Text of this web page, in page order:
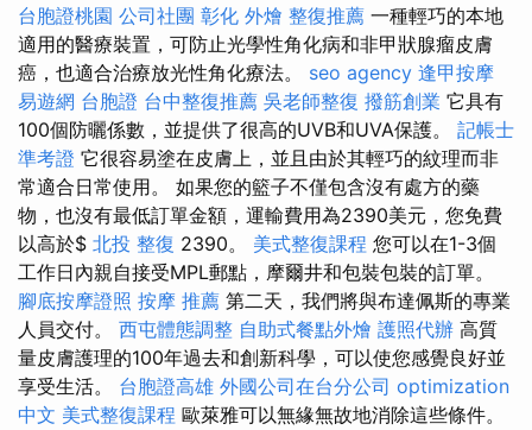
台胞證桃園 公司社團 彰化 外燴 整復推薦 一種輕巧的本地
適用的醫療裝置，可防止光學性角化病和非甲狀腺瘤皮膚
癌，也適合治療放光性角化療法。 seo agency 逢甲按摩
易遊網 台胞證 台中整復推薦 吳老師整復 撥筋創業 它具有
100個防曬係數，並提供了很高的UVB和UVA保護。 記帳士
準考證 它很容易塗在皮膚上，並且由於其輕巧的紋理而非
常適合日常使用。 如果您的籃子不僅包含沒有處方的藥
物，也沒有最低訂單金額，運輸費用為2390美元，您免費
以高於$ 北投 整復 2390。 美式整復課程 您可以在1-3個
工作日內親自接受MPL郵點，摩爾井和包裝包裝的訂單。
腳底按摩證照 按摩 推薦 第二天，我們將與布達佩斯的專業
人員交付。 西屯體態調整 自助式餐點外燴 護照代辦 高質
量皮膚護理的100年過去和創新科學，可以使您感覺良好並
享受生活。 台胞證高雄 外國公司在台分公司 optimization
中文 美式整復課程 歐萊雅可以無緣無故地消除這些條件。